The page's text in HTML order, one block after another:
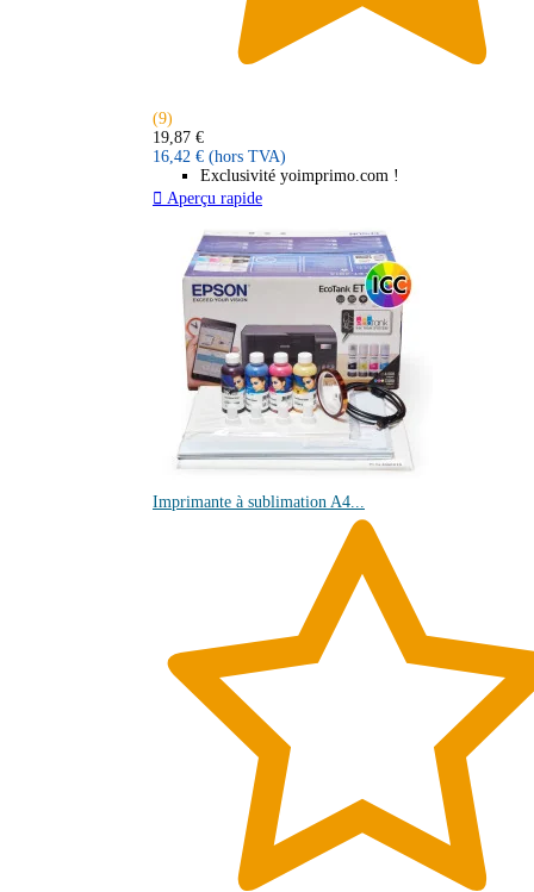
(9)
19,87 €
16,42 € (hors TVA)
Exclusivité yoimprimo.com !
 Aperçu rapide
Imprimante à sublimation A4...